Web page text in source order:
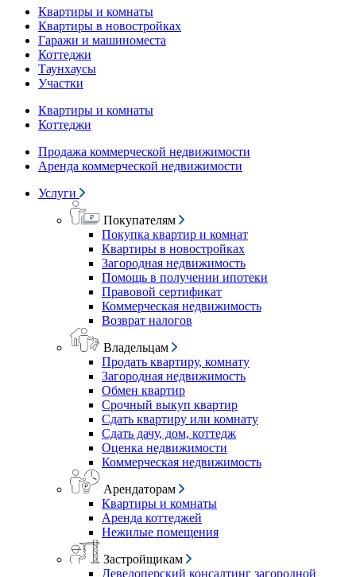
Квартиры и комнаты
Квартиры в новостройках
Гаражи и машиноместа
Коттеджи
Таунхаусы
Участки
Квартиры и комнаты
Коттеджи
Продажа коммерческой недвижимости
Аренда коммерческой недвижимости
Услуги
Покупателям
Покупка квартир и комнат
Квартиры в новостройках
Загородная недвижимость
Помощь в получении ипотеки
Правовой сертификат
Коммерческая недвижимость
Возврат налогов
Владельцам
Продать квартиру, комнату
Загородная недвижимость
Обмен квартир
Срочный выкуп квартир
Сдать квартиру или комнату
Сдать дачу, дом, коттедж
Оценка недвижимости
Коммерческая недвижимость
Арендаторам
Квартиры и комнаты
Аренда коттеджей
Нежилые помещения
Застройщикам
Девелоперский консалтинг загородной